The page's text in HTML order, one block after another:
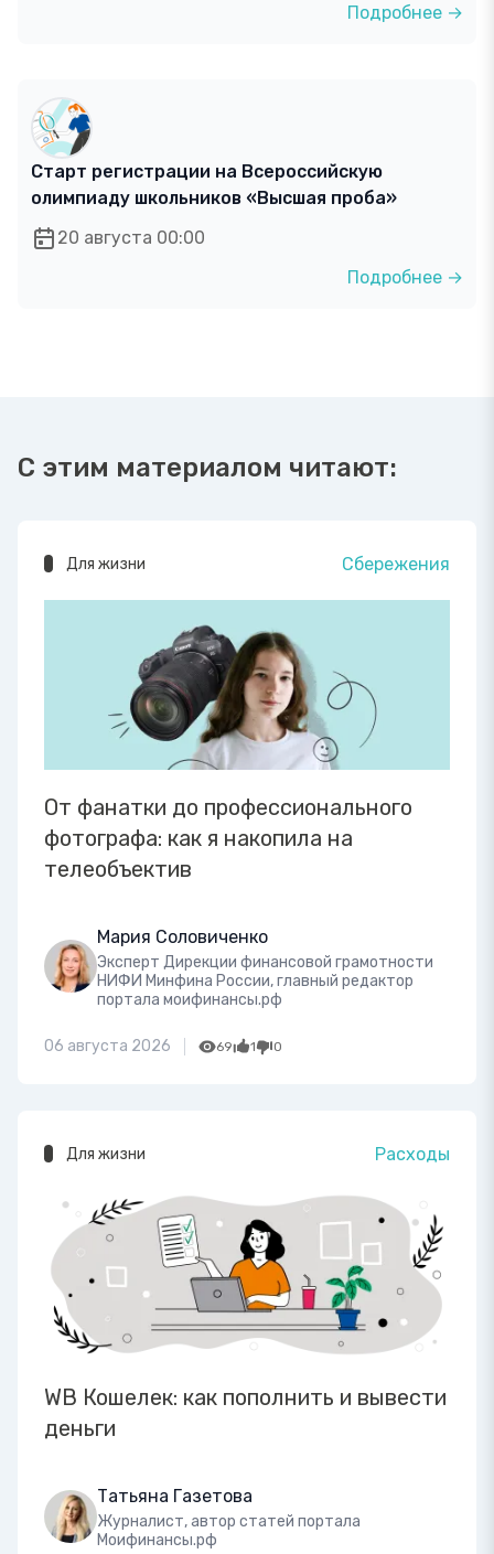
Подробнее →
Старт регистрации на Всероссийскую
олимпиаду школьников «Высшая проба»
20 августа 00:00
Подробнее →
С этим материалом читают:
Для жизни Сбережения
От фанатки до профессионального
фотографа: как я накопила на
телеобъектив
Мария Соловиченко
Эксперт Дирекции финансовой грамотности
НИФИ Минфина России, главный редактор
портала моифинансы.рф
06 августа 2026 69 1 0
Для жизни Расходы
WB Кошелек: как пополнить и вывести
деньги
Татьяна Газетова
Журналист, автор статей портала
Моифинансы.рф